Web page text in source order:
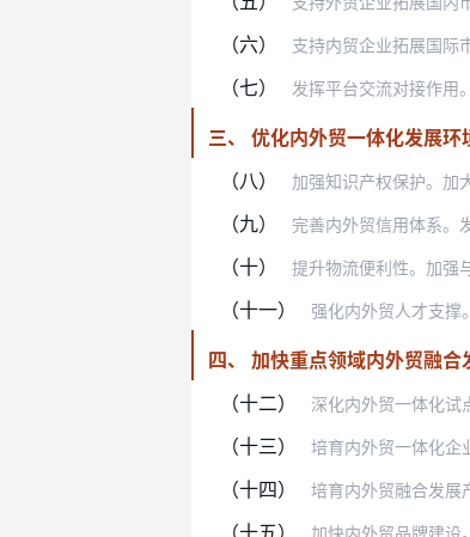
（六） 支持内贸企业拓展国际市场
（七） 发挥平台交流对接作用。发
三、 优化内外贸一体化发展环
（八）
加强知识产权保护。加大对
（九） 完善内外贸信用体系。发挥
（十） 提升物流便利性。加强与境
（十一） 强化内外贸人才支撑。加
四、 加快重点领域内外贸融合
（十二）
深化内外贸一体化试点。
（十三） 培育内外贸一体化企业。
（十四） 培育内外贸融合发展产业
（十五） 加快内外贸品牌建设。实